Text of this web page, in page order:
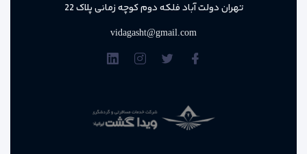
تهران دولت آباد فلکه دوم کوچه زمانی پلاک 22
vidagasht@gmail.com